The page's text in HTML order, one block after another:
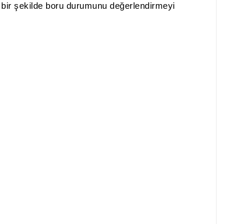
şekilde boru durumunu değerlendirmeyi